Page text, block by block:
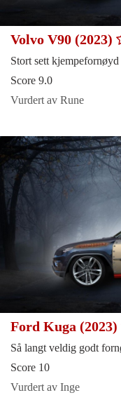
Volvo V90 (2023)
Stort sett kjempefornøyd
Score 9.0
Vurdert av Rune
Ford Kuga (2023)
Så langt veldig godt
Score 10
Vurdert av Inge